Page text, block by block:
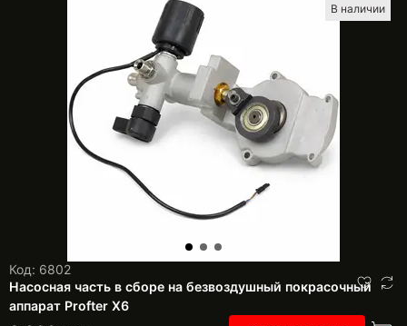
В наличии
Код: 6802
Насосная часть в сборе на безвоздушный покрасочный
аппарат Profter Х6